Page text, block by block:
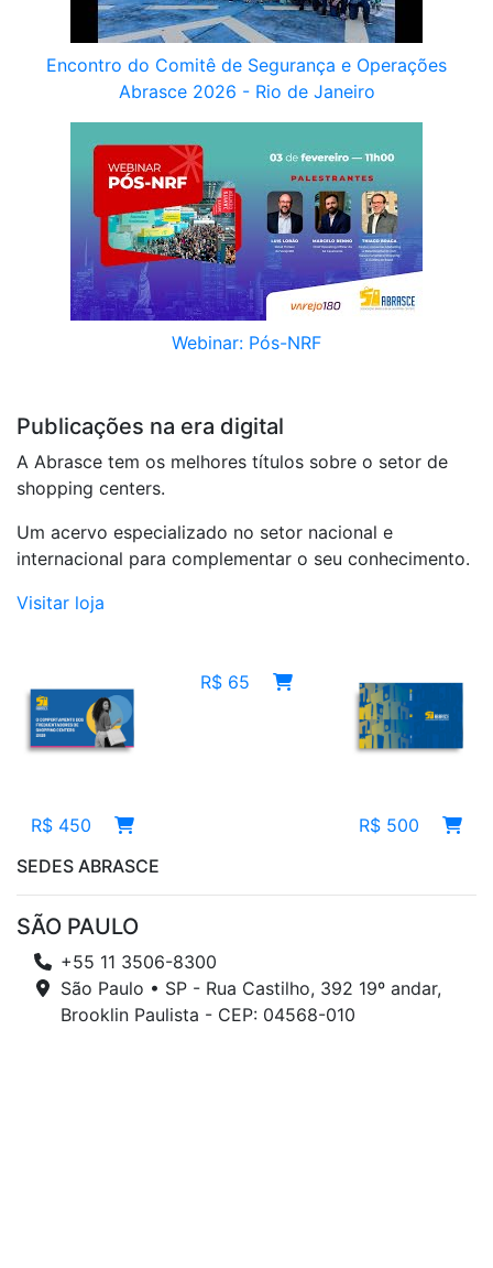
Encontro do Comitê de Segurança e Operações
Abrasce 2026 - Rio de Janeiro
Webinar: Pós-NRF
Publicações na era digital
A Abrasce tem os melhores títulos sobre o setor de
shopping centers.
Um acervo especializado no setor nacional e
internacional para complementar o seu conhecimento.
Visitar loja
R$ 450
R$ 65
R$ 500
SEDES ABRASCE
SÃO PAULO
+55 11 3506-8300
São Paulo • SP - Rua Castilho, 392 19º andar,
Brooklin Paulista - CEP: 04568-010